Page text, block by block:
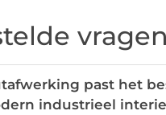
vragen
past het
industrieel